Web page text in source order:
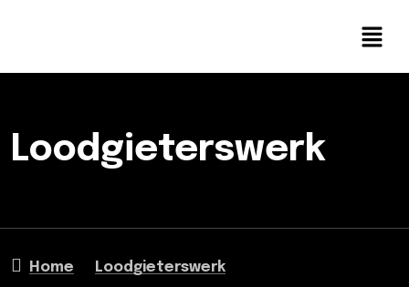
Loodgieterswerk
Home Loodgieterswerk